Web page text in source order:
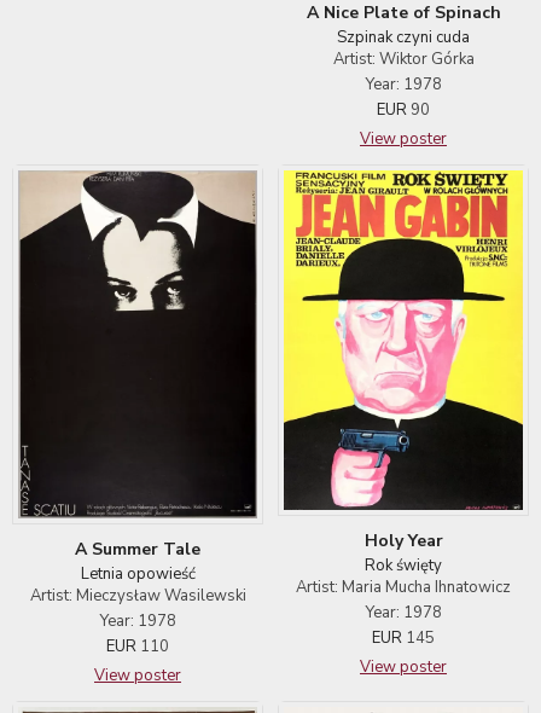
A Nice Plate of Spinach
Szpinak czyni cuda
Artist: Wiktor Górka
Year: 1978
EUR 90
View poster
A Summer Tale
Letnia opowieść
Artist: Mieczysław Wasilewski
Year: 1978
EUR 110
View poster
Holy Year
Rok święty
Artist: Maria Mucha Ihnatowicz
Year: 1978
EUR 145
View poster